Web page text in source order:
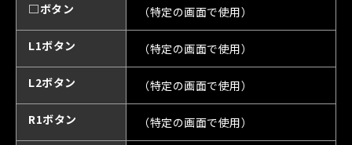
□ボタン （特定の画面で使用）
L1ボタン （特定の画面で使用）
L2ボタン （特定の画面で使用）
R1ボタン （特定の画面で使用）